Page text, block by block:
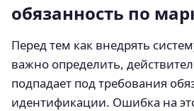
обязанность по
Перед тем как внедрять
важно определить,
подпадает под требования
идентификации. Ошибка на